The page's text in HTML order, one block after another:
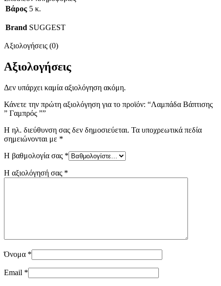
Βάρος 5 κ.
Brand SUGGEST
Αξιολογήσεις (0)
Αξιολογήσεις
Δεν υπάρχει καμία αξιολόγηση ακόμη.
Κάνετε την πρώτη αξιολόγηση για το προϊόν: “Λαμπάδα Βάπτισης
” Γαμπρός ””
Η ηλ. διεύθυνση σας δεν δημοσιεύεται. Τα υποχρεωτικά πεδία
σημειώνονται με *
Η βαθμολογία σας *
Η αξιολόγησή σας *
Όνομα *
Email *